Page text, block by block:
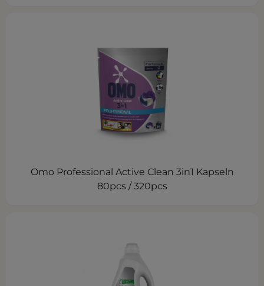
Omo Professional Active Clean 3in1 Kapseln
80pcs / 320pcs